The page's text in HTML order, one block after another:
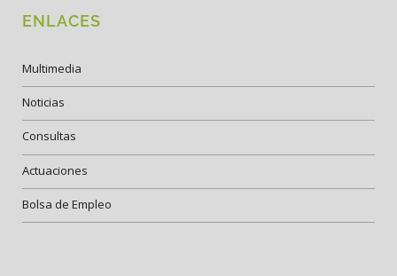
ENLACES
Multimedia
Noticias
Consultas
Actuaciones
Bolsa de Empleo